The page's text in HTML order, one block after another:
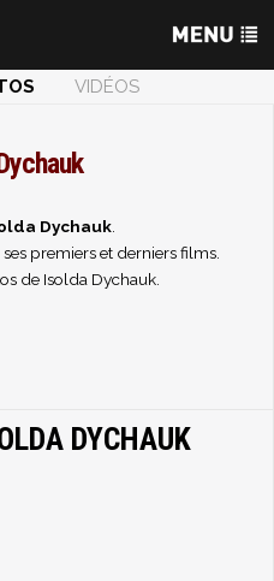
VIDÉOS
Dychauk
premiers et derniers films.
de Isolda Dychauk.
DYCHAUK